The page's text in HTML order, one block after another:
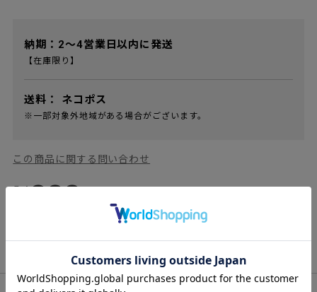
納期：2～4営業日以内に発送
【在庫限り】
送料： ネコポス
※一部対象外地域がある場合がございます。
この商品に関する問い合わせ
商品説明 商品概要